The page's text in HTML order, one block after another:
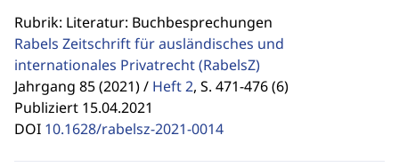
Rubrik: Literatur: Buchbesprechungen
Rabels Zeitschrift für ausländisches und
internationales Privatrecht(RabelsZ)
Jahrgang 85 (2021) / Heft 2, S. 471-476 (6)
Publiziert 15.04.2021
DOI 10.1628/rabelsz-2021-0014